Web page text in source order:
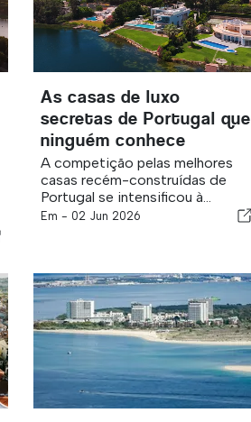
As casas de luxo
secretas de Portugal que
ninguém conhece
A competição pelas melhores
casas recém-construídas de
Portugal se intensificou à...
Em - 02 Jun 2026